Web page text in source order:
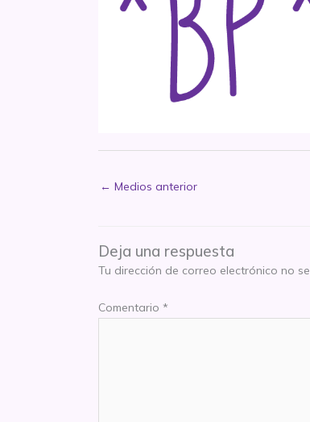
← Medios anterior
Deja una respuesta
Tu dirección de correo electrónico no
Comentario *